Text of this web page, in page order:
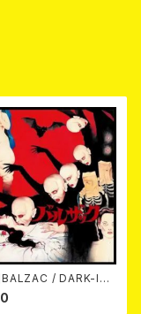
/ DARK-IS
Anniversary Comp